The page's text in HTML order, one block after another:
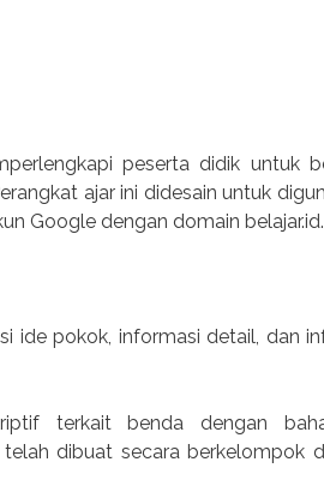
peserta didik untuk
ajar ini didesain untuk
Google dengan domain belajar.id.
ide pokok, informasi detail, dan
terkait benda dengan
dibuat secara berkelompok